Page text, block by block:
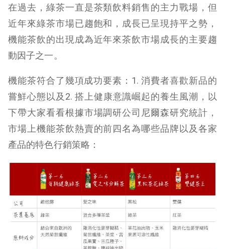
在過去，綠茶一直是茶類飲料銷售的主力戰場，但
近年來綠茶市場已趨飽和，成長已呈現持平之勢，
機能茶飲的出現成為近年來茶飲市場成長的主要趨
動因子之一。
機能茶符合了幾項成功要素：1. 消費者喜歡新品的
嘗鮮心態以及2. 搭上健康意識崛起的養生風潮，以
下帶大家看看根據市場調研公司尼爾森研究統計，
市場上機能茶飲熱賣的前四名為哪些品牌以及各家
產品的特色行銷策略：